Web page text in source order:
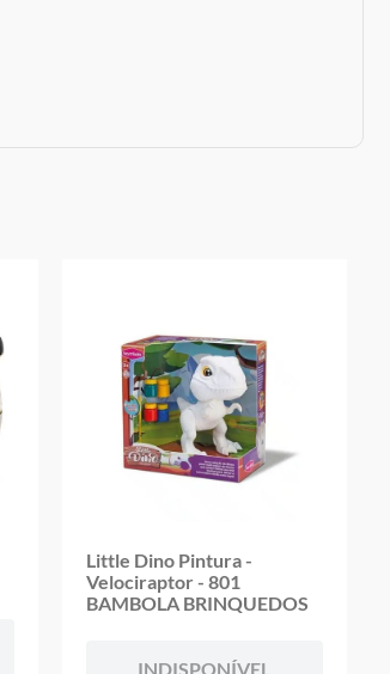
Little Dino Pintura -
Velociraptor - 801
BAMBOLA BRINQUEDOS
INDISPONÍVEL